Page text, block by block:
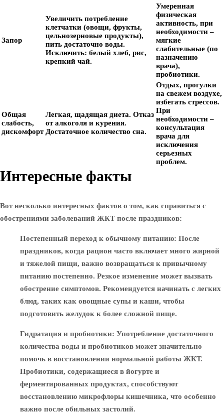
Запор
Увеличить потребление
клетчатки (овощи, фрукты,
цельнозерновые продукты),
пить достаточно воды.
Исключить: белый хлеб, рис,
крепкий чай.
Умеренная
физическая
активность, при
необходимости –
мягкие
слабительные (по
назначению
врача),
пробиотики.
Общая
слабость,
дискомфорт
Легкая, щадящая диета. Отказ
от алкоголя и курения.
Достаточное количество сна.
Отдых, прогулки
на свежем воздухе,
избегать стрессов.
При
необходимости –
консультация
врача для
исключения
серьезных
проблем.
Интересные факты
Вот несколько интересных фактов о том, как справиться с
обострениями заболеваний ЖКТ после праздников:
Постепенный переход к обычному питанию: После
праздников, когда рацион часто включает много жирной
и тяжелой пищи, важно возвращаться к привычному
питанию постепенно. Резкое изменение может вызвать
обострение симптомов. Рекомендуется начинать с легких
блюд, таких как овощные супы и каши, чтобы
подготовить желудок к более сложной пище.
Гидратация и пробиотики: Употребление достаточного
количества воды и пробиотиков может значительно
помочь в восстановлении нормальной работы ЖКТ.
Пробиотики, содержащиеся в йогурте и
ферментированных продуктах, способствуют
восстановлению микрофлоры кишечника, что особенно
важно после обильных застолий.